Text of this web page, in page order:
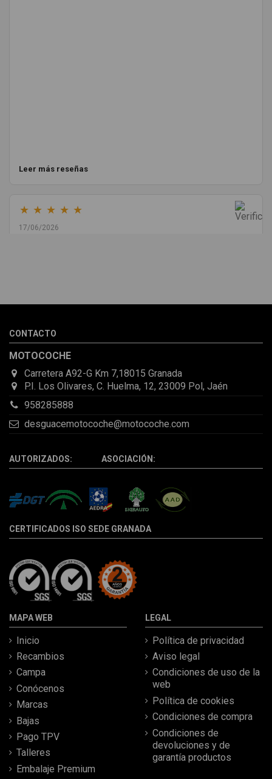
Leer más reseñas
★ ★ ★ ★ ★
17/06/2026
la pieza llegó correcta y bien embalada, además de llegarme 2
CONTACTO
MOTOCOCHE
Carretera A92-G Km 7,18015 Granada
P.I. Los Olivares, C. Huelma, 12, 23009 Pol, Jaén
958285888
desguacemotocoche@motocoche.com
AUTORIZADOS: ASOCIACIÓN:
CERTIFICADOS ISO SEDE GRANADA
MAPA WEB
Inicio
Recambios
Campa
Conócenos
Marcas
Bajas
Pago TPV
Talleres
Embalaje Premium
LEGAL
Política de privacidad
Aviso legal
Condiciones de uso de la
web
Política de cookies
Condiciones de compra
Condiciones de
devoluciones y de
garantía productos